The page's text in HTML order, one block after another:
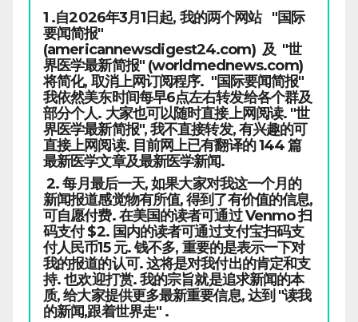
1 .自2026年3月1日起, 我的两个网站 "国际
要闻简报"
(americannewsdigest24.com) 及 "世
界医学最新简报" (worldmednews.com)
将简化, 取消上网订阅程序. "国际要闻简报"
我依然美东时间每早6点左右转发给各个群及
部分个人. 大家也可以随时直接上网阅读. "世
界医学最新简报", 我不直接转发, 有兴趣的可
直接上网阅读. 目前网上已有翻译的 144 篇
最新医学文章及最新医学新闻.
2. 每月最后一天, 如果大家对我这一个月的
新闻报道感觉物有所值, 得到了有价值的信息,
可自愿付费. 在美国的读者可通过 Venmo 扫
码支付 $2. 国内的读者可通过支付宝扫码支
付人民币15 元. 钱不多, 重要的是表示一下对
我的报道的认可. 这将是对我付出的肯定和支
持. 也欢迎打赏. 我的宗旨就是追求新闻的本
质, 给大家提供更多最新重要信息, 达到 "读我
的新闻,跟着世界走" .